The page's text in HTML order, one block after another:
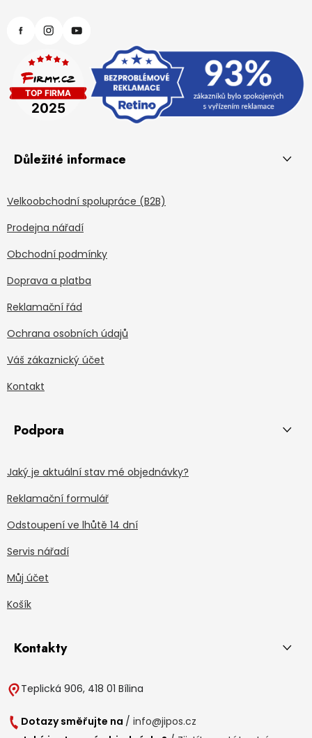
Důležité informace
Velkoobchodní spolupráce (B2B)
Prodejna nářadí
Obchodní podmínky
Doprava a platba
Reklamační řád
Ochrana osobních údajů
Váš zákaznický účet
Kontakt
Podpora
Jaký je aktuální stav mé objednávky?
Reklamační formulář
Odstoupení ve lhůtě 14 dní
Servis nářadí
Můj účet
Košík
Kontakty
Teplická 906, 418 01 Bílina
Dotazy směřujte na / info@jipos.cz